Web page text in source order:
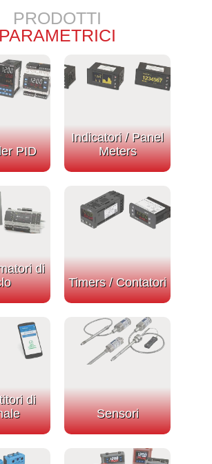
PRODOTTI
PARAMETRICI
PID
Indicatori / Panel
Meters
di
Timers / Contatori
di
Sensori